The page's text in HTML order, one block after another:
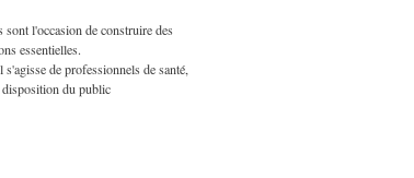
sont l'occasion de construire des
essentielles.
de professionnels de santé,
disposition du public